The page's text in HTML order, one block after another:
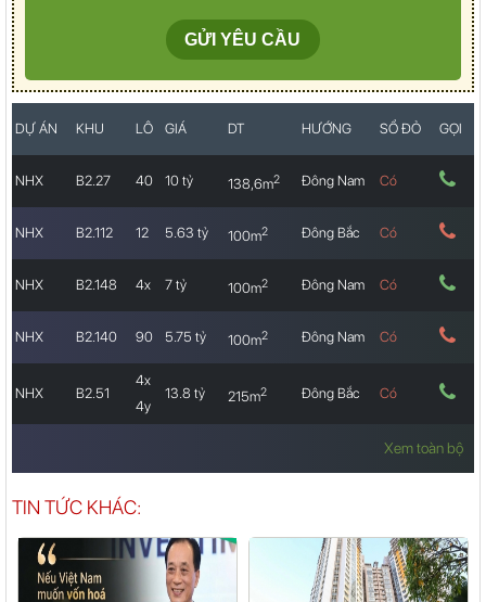
DỰ ÁN KHU LÔ GIÁ DT HƯỚNG SỔ ĐỎ GỌI
NHX B2.27 40 10 tỷ 138,6m2 Đông Nam Có
NHX B2.112 12 5.63 tỷ 100m2 Đông Bắc Có
NHX B2.148 4x 7 tỷ 100m2 Đông Nam Có
NHX B2.140 90 5.75 tỷ 100m2 Đông Nam Có
NHX B2.51
4x
4y
13.8 tỷ 215m2 Đông Bắc Có
Xem toàn bộ
TIN TỨC KHÁC: